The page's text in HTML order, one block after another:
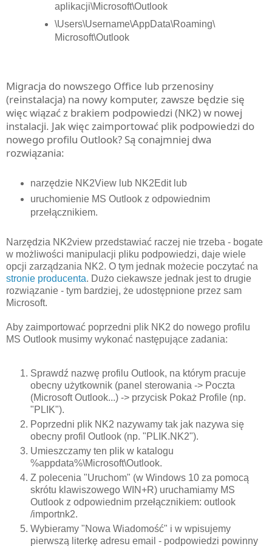
aplikacji\Microsoft\Outlook
\Users\Username\AppData\Roaming\
Microsoft\Outlook
Migracja do nowszego Office lub przenosiny
(reinstalacja) na nowy komputer, zawsze będzie się
więc wiązać z brakiem podpowiedzi (NK2) w nowej
instalacji. Jak więc zaimportować plik podpowiedzi do
nowego profilu Outlook? Są conajmniej dwa
rozwiązania:
narzędzie NK2View lub NK2Edit lub
uruchomienie MS Outlook z odpowiednim
przełącznikiem.
Narzędzia NK2view przedstawiać raczej nie trzeba - bogate
w możliwości manipulacji pliku podpowiedzi, daje wiele
opcji zarządzania NK2. O tym jednak możecie poczytać na
stronie producenta. Dużo ciekawsze jednak jest to drugie
rozwiązanie - tym bardziej, że udostępnione przez sam
Microsoft.
Aby zaimportować poprzedni plik NK2 do nowego profilu
MS Outlook musimy wykonać następujące zadania:
Sprawdź nazwę profilu Outlook, na którym pracuje
obecny użytkownik (panel sterowania -> Poczta
(Microsoft Outlook...) -> przycisk Pokaż Profile (np.
"PLIK").
Poprzedni plik NK2 nazywamy tak jak nazywa się
obecny profil Outlook (np. "PLIK.NK2").
Umieszczamy ten plik w katalogu
%appdata%\Microsoft\Outlook.
Z polecenia "Uruchom" (w Windows 10 za pomocą
skrótu klawiszowego WIN+R) uruchamiamy MS
Outlook z odpowiednim przełącznikiem: outlook
/importnk2.
Wybieramy "Nowa Wiadomość" i w wpisujemy
pierwszą literkę adresu email - podpowiedzi powinny